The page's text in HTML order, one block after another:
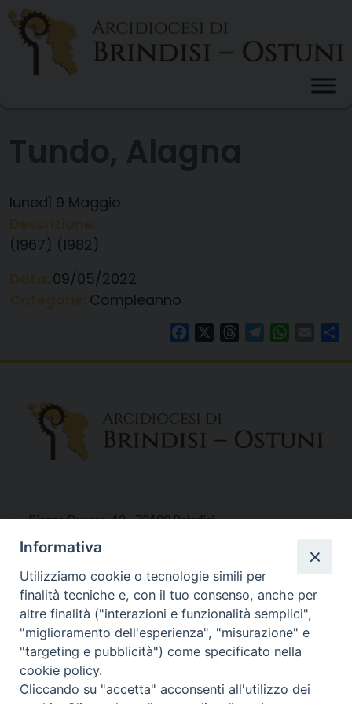
Skip
content
lunedì 9 Maggio
(1967) (1982)
09/05/2022
Compleanno
FacebookThreadsTelegram Email
Piazza Duomo, 12 - 72100 Brindisi
Tel 0831.521958
Fax 0831.528315
Orari Curia
Mar. / Mer. / Giov. ore 9 - 13
nei mesi estivi solo Martedì ore 9 - 13
Informativa
Utilizziamo cookie o tecnologie simili per
finalità tecniche e, con il tuo consenso, anche per
altre finalità ("interazioni e funzionalità semplici",
"miglioramento dell'esperienza", "misurazione" e
"targeting e pubblicità") come specificato nella
cookie policy.
Cliccando su "accetta" acconsenti all'utilizzo dei